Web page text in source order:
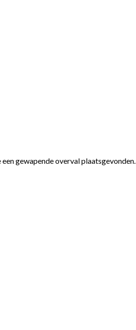
gewapende overval plaatsgevonden.